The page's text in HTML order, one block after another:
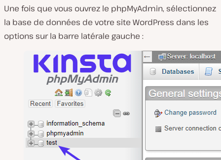
Une fois que vous ouvrez le phpMyAdmin, sélectionnez
la base de données de votre site WordPress dans les
options sur la barre latérale gauche :